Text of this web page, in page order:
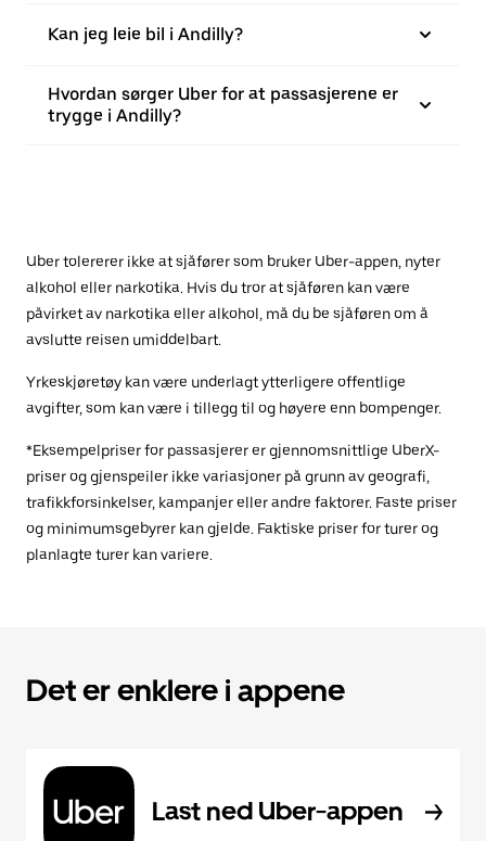
Kan jeg leie bil i Andilly?
Hvordan sørger Uber for at passasjerene er
trygge i Andilly?
Uber tolererer ikke at sjåfører som bruker Uber-appen, nyter
alkohol eller narkotika. Hvis du tror at sjåføren kan være
påvirket av narkotika eller alkohol, må du be sjåføren om å
avslutte reisen umiddelbart.
Yrkeskjøretøy kan være underlagt ytterligere offentlige
avgifter, som kan være i tillegg til og høyere enn bompenger.
*Eksempelpriser for passasjerer er gjennomsnittlige UberX-
priser og gjenspeiler ikke variasjoner på grunn av geografi,
trafikkforsinkelser, kampanjer eller andre faktorer. Faste priser
og minimumsgebyrer kan gjelde. Faktiske priser for turer og
planlagte turer kan variere.
Det er enklere i appene
Last ned Uber-appen